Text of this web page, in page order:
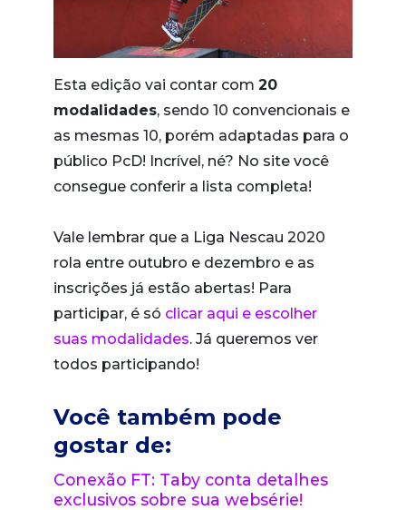
Esta edição vai contar com 20
modalidades, sendo 10 convencionais e
as mesmas 10, porém adaptadas para o
público PcD! Incrível, né? No site você
consegue conferir a lista completa!
Vale lembrar que a Liga Nescau 2020
rola entre outubro e dezembro e as
inscrições já estão abertas! Para
participar, é só clicar aqui e escolher
suas modalidades. Já queremos ver
todos participando!
Você também pode
gostar de:
Conexão FT: Taby conta detalhes
exclusivos sobre sua websérie!